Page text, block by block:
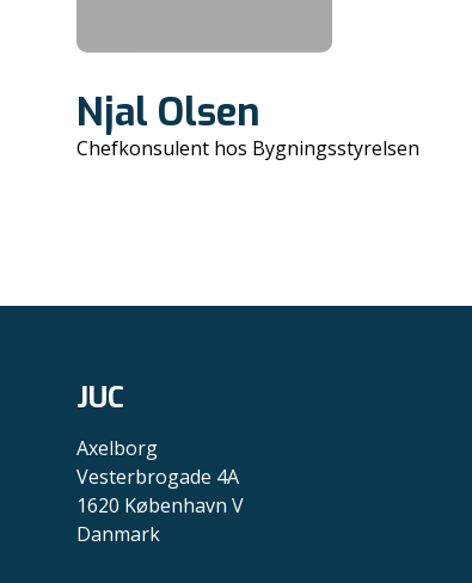
Njal Olsen
Chefkonsulent hos Bygningsstyrelsen
JUC
Axelborg
Vesterbrogade 4A
1620 København V
Danmark